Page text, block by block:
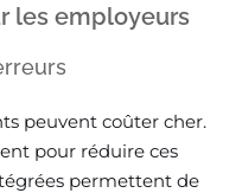
les employeurs
peuvent coûter cher.
pour réduire ces
permettent de